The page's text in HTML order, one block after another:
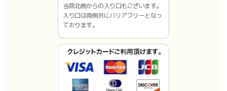
当院北側からの入り口もございます。
入り口は両側共にバリアフリーとなっ
ております。